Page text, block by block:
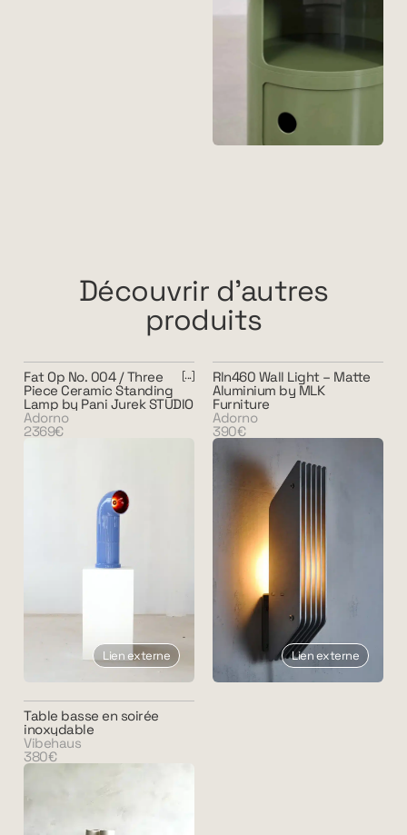
Découvrir d'autres
produits
Fat Op No. 004 / Three
Piece Ceramic Standing
Lamp by Pani Jurek STUDIO
Adorno
2369€
Lien externe
Rln460 Wall Light – Matte
Aluminium by MLK
Furniture
Adorno
390€
Lien externe
Table basse en soirée
inoxydable
Vibehaus
380€